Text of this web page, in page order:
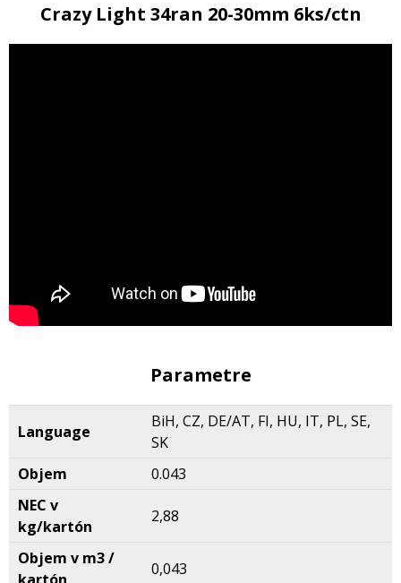
Crazy Light 34ran 20-30mm 6ks/ctn
Parametre
Language
BiH, CZ, DE/AT, FI, HU, IT, PL, SE,
SK
Objem
0.043
NEC v
kg/kartón
2,88
Objem v m3 /
0,043